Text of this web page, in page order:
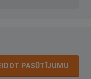
PASŪTĪJUMU